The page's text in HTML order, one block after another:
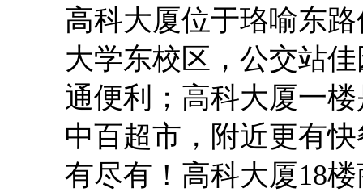
高科大厦位于珞喻东
大学东校区，公交站
通便利；高科大厦一
中百超市，附近更有
有尽有！高科大厦18